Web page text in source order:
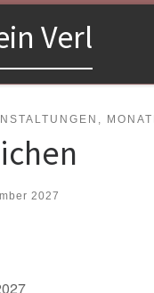
Verl
2027